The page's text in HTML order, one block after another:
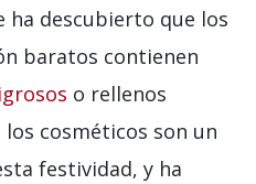
ha descubierto que los
baratos contienen
o rellenos
cosméticos son un
festividad, y ha